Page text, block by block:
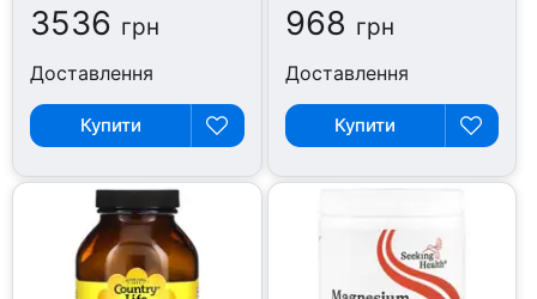
3536 грн
Доставлення
Купити
968 грн
Доставлення
Купити